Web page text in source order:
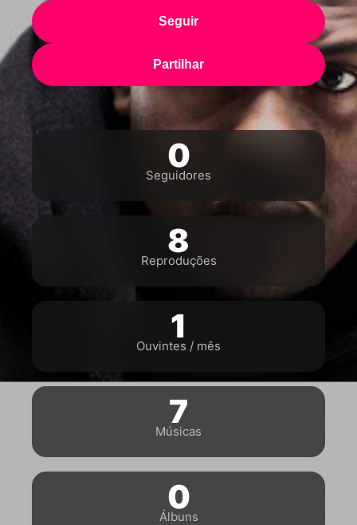
Seguir
Partilhar
0
Seguidores
8
Reproduções
1
Ouvintes / mês
7
Músicas
0
Álbuns